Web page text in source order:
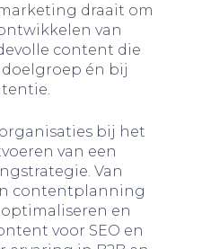
draait om
van
content die
én bij
bij het
van een
Van
contentplanning
en
voor SEO en